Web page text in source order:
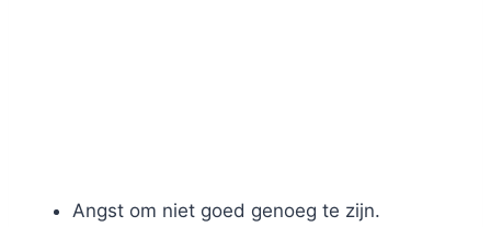
Angst om niet goed genoeg te zijn.